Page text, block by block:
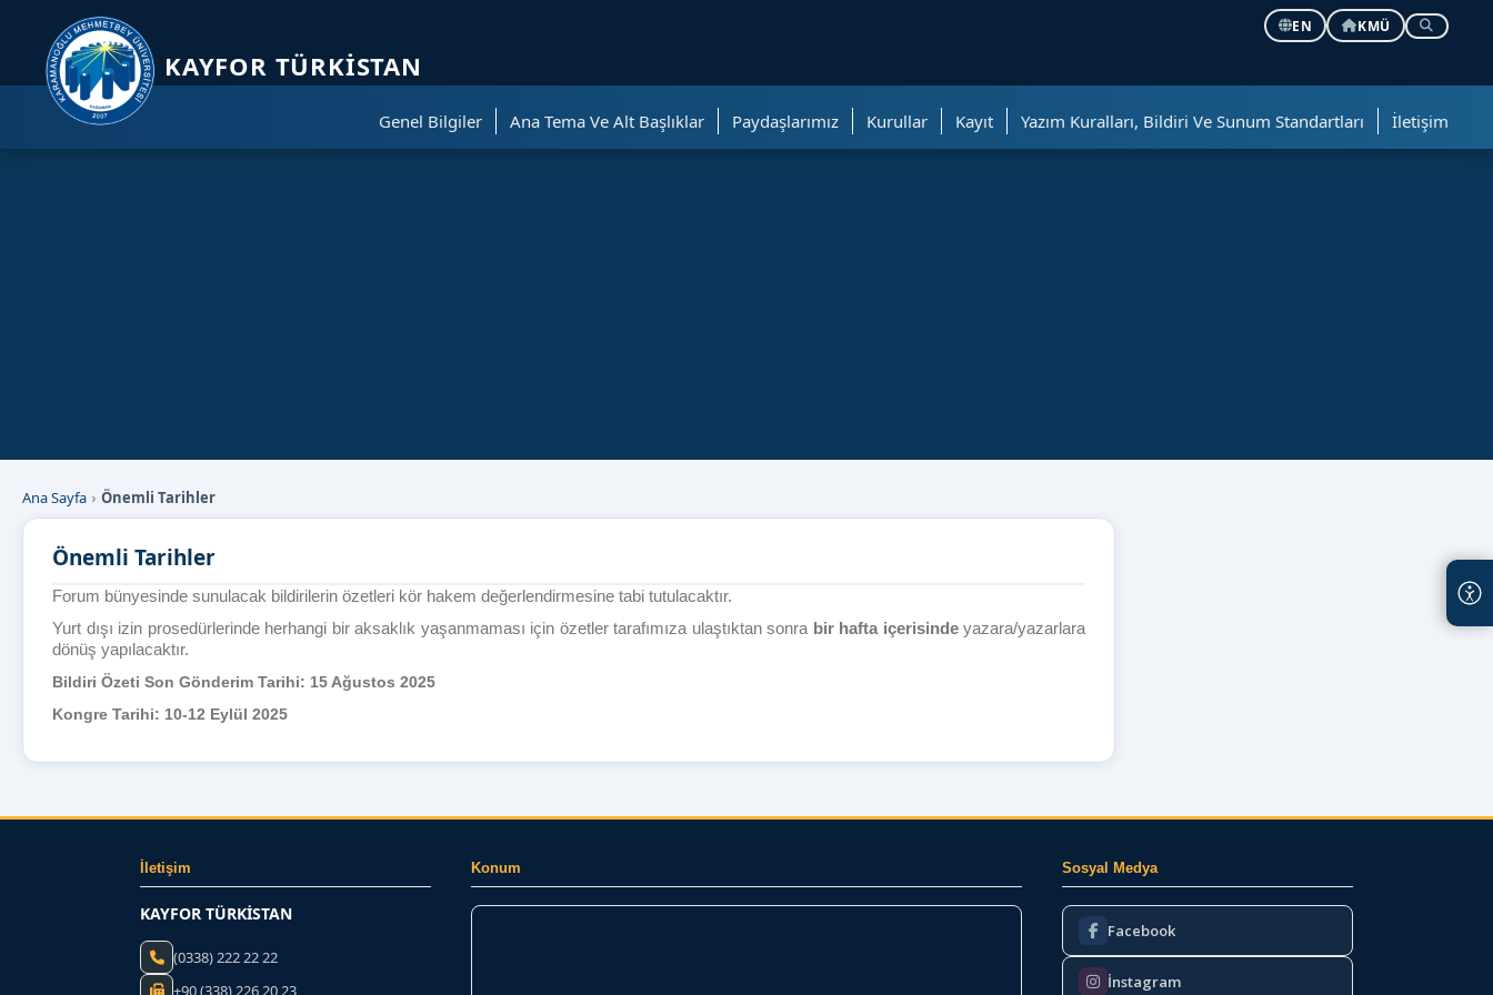
EN
KMÜ
KAYFOR TÜRKİSTAN
Genel Bilgiler Ana Tema Ve Alt Başlıklar Paydaşlarımız Kurullar Kayıt Yazım Kuralları, Bildiri Ve Sunum Standartları İletişim
Ana Sayfa Önemli Tarihler
Önemli Tarihler
Forum bünyesinde sunulacak bildirilerin özetleri kör hakem değerlendirmesine tabi tutulacaktır.
Yurt dışı izin prosedürlerinde herhangi bir aksaklık yaşanmaması için özetler tarafımıza ulaştıktan sonra bir hafta içerisindeyazara/yazarlara
dönüş yapılacaktır.
Bildiri Özeti Son Gönderim Tarihi: 15 Ağustos 2025
Kongre Tarihi: 10-12 Eylül 2025
İletişim
KAYFOR TÜRKİSTAN
(0338) 222 22 22
+90 (338) 226 20 23
Konum Sosyal Medya
Facebook
İnstagram